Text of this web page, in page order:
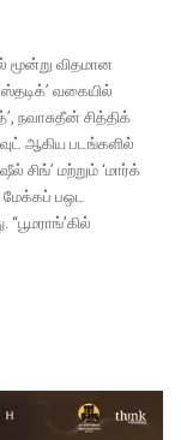
மூன்று விதமான
வகையில்
நவாசுதீன் சித்திக்
ஆகிய படங்களில்
சிங்’ மற்றும் ‘மார்க்
பஒட